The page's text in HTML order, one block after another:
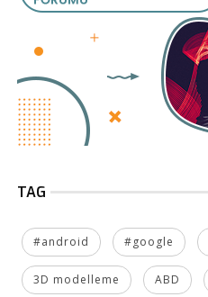
TAG
#android #google
3D modelleme ABD